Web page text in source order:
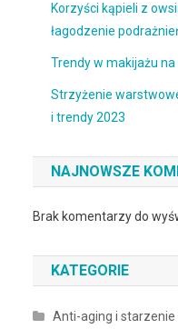
Korzyści kąpieli z
łagodzenie
Trendy w makijażu
Strzyżenie
i trendy 2023
NAJNOWSZE
Brak komentarzy do
KATEGORIE
Anti-aging i starzenie